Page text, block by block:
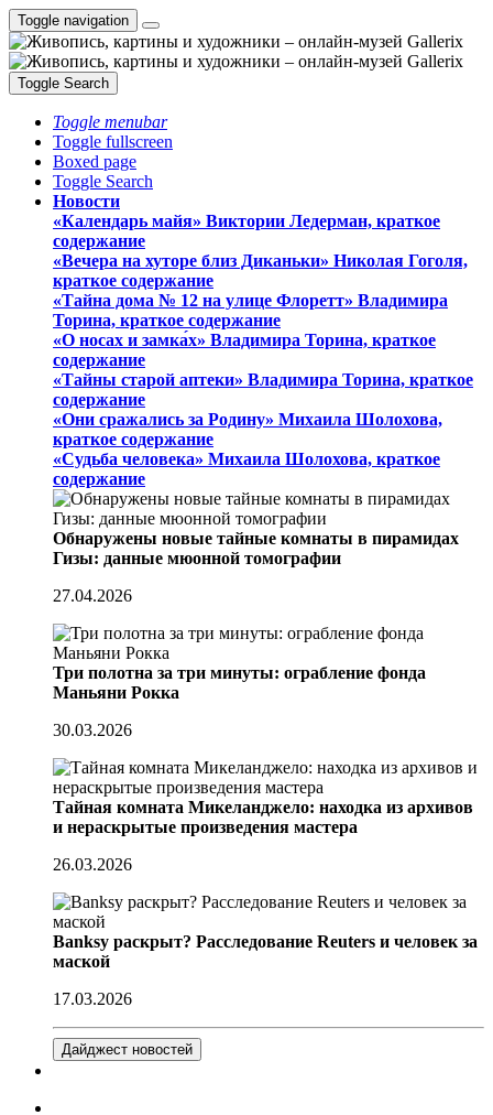
Toggle navigation
Toggle Search
Toggle menubar
Toggle fullscreen
Boxed page
Toggle Search
Новости
«Календарь майя» Виктории Ледерман, краткое
содержание
«Вечера на хуторе близ Диканьки» Николая Гоголя,
краткое содержание
«Тайна дома № 12 на улице Флоретт» Владимира
Торина, краткое содержание
«О носах и замка́х» Владимира Торина, краткое
содержание
«Тайны старой аптеки» Владимира Торина, краткое
содержание
«Они сражались за Родину» Михаила Шолохова,
краткое содержание
«Судьба человека» Михаила Шолохова, краткое
содержание
Обнаружены новые тайные комнаты в пирамидах
Гизы: данные мюонной томографии
27.04.2026
Три полотна за три минуты: ограбление фонда
Маньяни Рокка
30.03.2026
Тайная комната Микеланджело: находка из архивов
и нераскрытые произведения мастера
26.03.2026
Banksy раскрыт? Расследование Reuters и человек за
маской
17.03.2026
Дайджест новостей